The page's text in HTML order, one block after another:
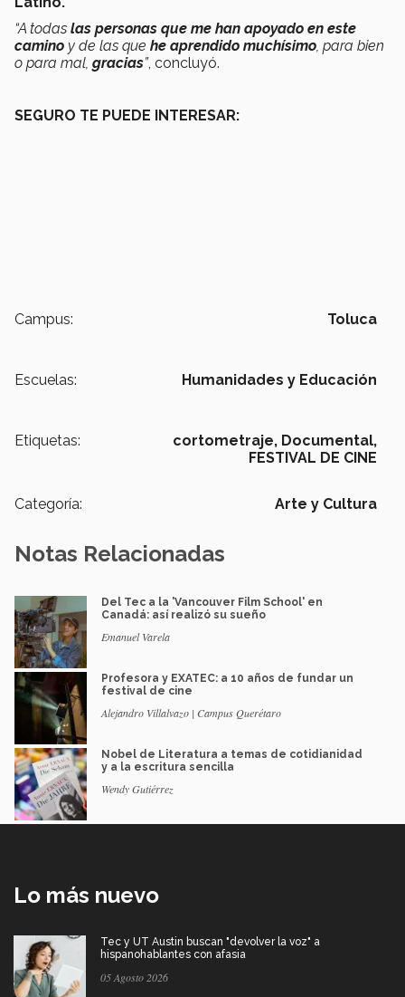
“A todas las personas que me han apoyado en este
camino y de las que he aprendido muchísimo, para bien
o para mal, gracias”, concluyó.
SEGURO TE PUEDE INTERESAR:
Campus: Toluca
Escuelas: Humanidades y Educación
Etiquetas: cortometraje, Documental,
FESTIVAL DE CINE
Categoría: Arte y Cultura
Notas Relacionadas
Del Tec a la 'Vancouver Film School' en
Canadá: así realizó su sueño
Emanuel Varela
Profesora y EXATEC: a 10 años de fundar un
festival de cine
Alejandro Villalvazo | Campus Querétaro
Nobel de Literatura a temas de cotidianidad
y a la escritura sencilla
Wendy Gutiérrez
Lo más nuevo
Tec y UT Austin buscan "devolver la voz" a
hispanohablantes con afasia
05 Agosto 2026